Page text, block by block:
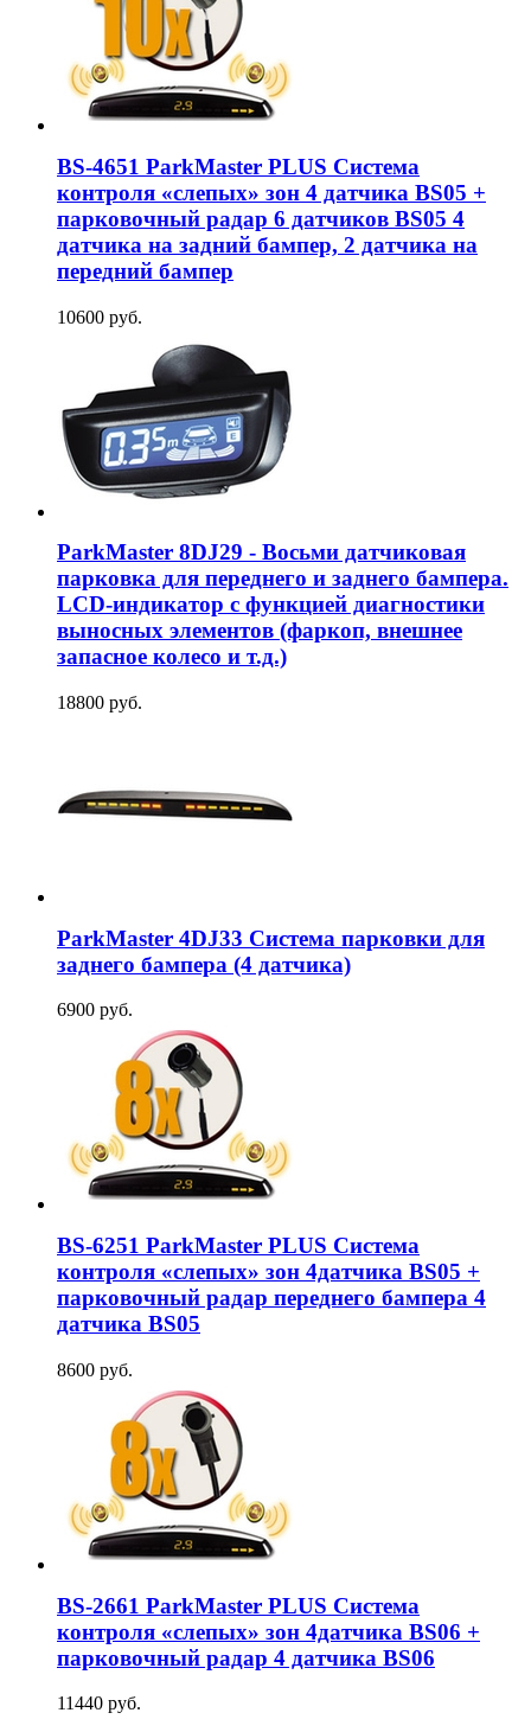
BS-4651 ParkMaster PLUS Система
контроля «слепых» зон 4 датчика BS05 +
парковочный радар 6 датчиков BS05 4
датчика на задний бампер, 2 датчика на
передний бампер
10600 руб.
ParkMaster 8DJ29 - Восьми датчиковая
парковка для переднего и заднего бампера.
LCD-индикатор с функцией диагностики
выносных элементов (фаркоп, внешнее
запасное колесо и т.д.)
18800 руб.
ParkMaster 4DJ33 Система парковки для
заднего бампера (4 датчика)
6900 руб.
BS-6251 ParkMaster PLUS Система
контроля «слепых» зон 4датчика BS05 +
парковочный радар переднего бампера 4
датчика BS05
8600 руб.
BS-2661 ParkMaster PLUS Система
контроля «слепых» зон 4датчика BS06 +
парковочный радар 4 датчика BS06
11440 руб.